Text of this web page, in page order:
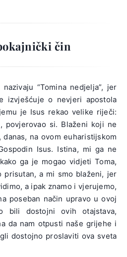
čin
“Tomina nedjelja”, jer
izvješćuje o nevjeri apostola
je Isus rekao velike riječi:
povjerovao si. Blaženi koji ne
danas, na ovom euharistijskom
Isus. Istina, mi ga ne
ga je mogao vidjeti Toma,
prisutan, a mi smo blaženi, jer
a ipak znamo i vjerujemo,
poseban način upravo u ovoj
bili dostojni ovih otajstava,
da nam otpusti naše grijehe i
dostojno proslaviti ova sveta